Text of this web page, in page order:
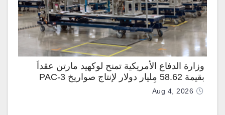
وزارة الدفاع الأمريكية تمنح لوكهيد مارتن عقداً
بقيمة 58.62 مليار دولار لإنتاج صواريخ PAC-3
المطوّرة دعماً لـ “ترسانة الحرية”
Aug 4, 2026